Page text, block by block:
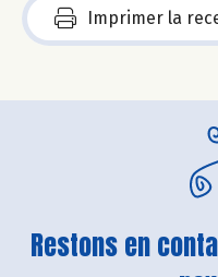
Imprimer la
Restons en